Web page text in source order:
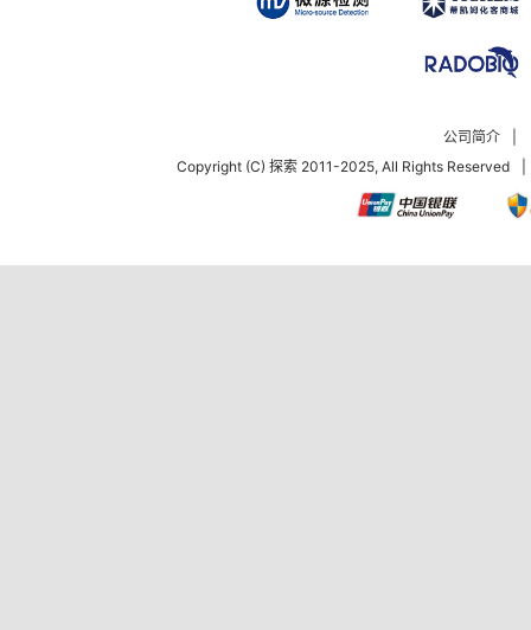
公司简介
Copyright (C) 探索 2011-2025, All Rights Reserved